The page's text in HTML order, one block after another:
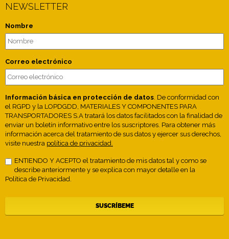
NEWSLETTER
Nombre
Correo electrónico
Información básica en protección de datos . De conformidad con
el RGPD y la LOPDGDD, MATERIALES Y COMPONENTES PARA
TRANSPORTADORES S.A tratará los datos facilitados con la finalidad de
enviar un boletín informativo entre los suscriptores. Para obtener más
información acerca del tratamiento de sus datos y ejercer sus derechos,
visite nuestra política de privacidad.
ENTIENDO Y ACEPTO el tratamiento de mis datos tal y como se
describe anteriormente y se explica con mayor detalle en la
Política de Privacidad.